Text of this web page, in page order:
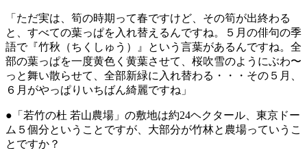
「ただ実は、筍の時期って春ですけど、その筍が出終わる
と、すべての葉っぱを入れ替えるんですね。５月の俳句の季
語で『竹秋（ちくしゅう）』という言葉があるんですね。全
部の葉っぱを一度黄色く黄葉させて、桜吹雪のようにぶわ〜
っと舞い散らせて、全部新緑に入れ替わる・・・その５月、
６月がやっぱりいちばん綺麗ですね」
●「若竹の杜 若山農場」の敷地は約24ヘクタール、東京ドー
ム５個分ということですが、大部分が竹林と農場っていうこ
とですか？